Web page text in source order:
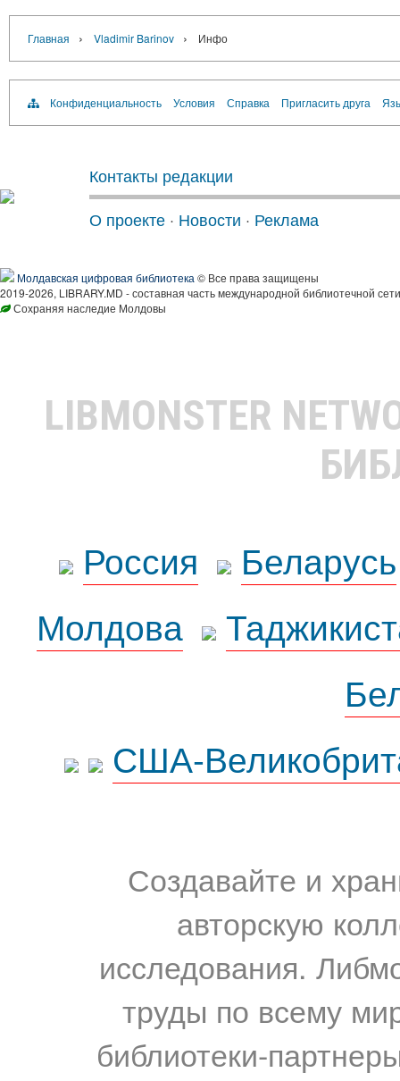
Главная › Vladimir Barinov › Инфо
Конфиденциальность Условия Справка Пригласить друга
Контакты редакции
О проекте · Новости · Реклама
Молдавская цифровая библиотека © Все права защищены
2019-2026, LIBRARY.MD - составная часть международной библиотечной
Сохраняя наследие Молдовы
LIBMONSTER
Россия
Беларусь
Молдова
США-
Создавайте и
авторскую
исследования.
труды по всему
библиотеки-